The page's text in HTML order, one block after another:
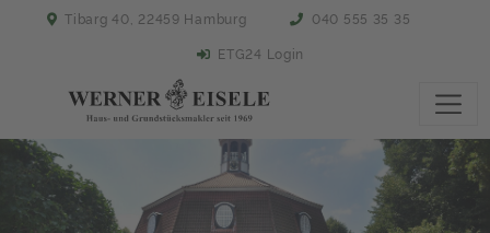
Tibarg 40, 22459 Hamburg
040 555 35 35
ETG24 Login